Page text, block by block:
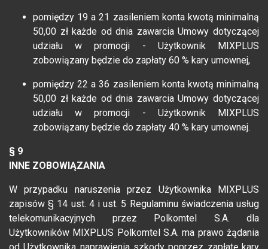
pomiędzy 19 a 21 zasileniem konta kwotą minimalną
50,00 zł każde od dnia zawarcia Umowy dotyczącej
udziału w promocji - Użytkownik MIXPLUS
zobowiązany będzie do zapłaty 60 % kary umownej,
pomiędzy 22 a 36 zasileniem konta kwotą minimalną
50,00 zł każde od dnia zawarcia Umowy dotyczącej
udziału w promocji - Użytkownik MIXPLUS
zobowiązany będzie do zapłaty 40 % kary umownej.
§ 9
INNE ZOBOWIĄZANIA
W przypadku naruszenia przez Użytkownika MIXPLUS
zapisów § 14 ust. 4 i ust. 5 Regulaminu świadczenia usług
telekomunikacyjnych przez Polkomtel S.A. dla
Użytkowników MIXPLUS Polkomtel S.A. ma prawo żądania